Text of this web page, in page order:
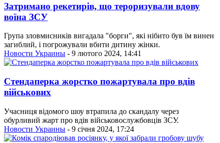
Затримано рекетирів, що тероризували вдову
воїна ЗСУ
Група зловмисників вигадала "борги", які нібито був їм винен
загиблий, і погрожували вбити дитину жінки.
Новости Украины - 9 лютого 2024, 14:41
Стендаперка жорстко пожартувала про вдів
військових
Учасниця відомого шоу втрапила до скандалу через
обурливий жарт про вдів військовослужбовців ЗСУ.
Новости Украины - 9 січня 2024, 17:24